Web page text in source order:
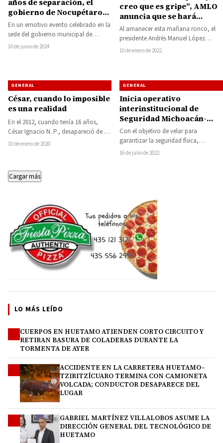
años de separación, el
gobierno de Nocupétaro
entrega visas de turista a
adultos mayores
En un emotivo evento celebrado en la
sede del gobierno municipal de
Nocupétaro, se realizó la entrega
10 de junio de 2024
creo que es gripe”, AMLO
anuncia que se hará
prueba COVID-19
Al amanecer esta mañana ronco, el
presidente Andrés Manuel López
Obrador informó que este lunes se
10 de enero de 2022
GENERAL
César, cuando lo imposible
es una realidad
En el 2012, cuando tenía 16 años,
César Ignacio N. P., desapareció de su
hogar, en Zamora. Desde…
10 de enero de 2020
GENERAL
Inicia operativo
interinstitucional de
Seguridad Michoacán-
Guerrero, participan
agentes de los tres
órdenes de gobierno
Con el objetivo de velar para
garantizar la seguridad física,
patrimonial y vial de las y los
16 de julio de 2022
Cargar más
LO MÁS LEÍDO
CUERPOS EN HUETAMO ATIENDEN CORTO CIRCUITO Y
RETIRAN BASURA DE COLADERAS DURANTE LA
TORMENTA DE AYER
ACCIDENTE EN LA CARRETERA HUETAMO–
TZIRITZÍCUARO TERMINA CON CAMIONETA
VOLCADA; CONDUCTOR DESAPARECE DEL
LUGAR
GABRIEL MARTÍNEZ VILLALOBOS ASUME LA
DIRECCIÓN GENERAL DEL TECNOLÓGICO DE
HUETAMO